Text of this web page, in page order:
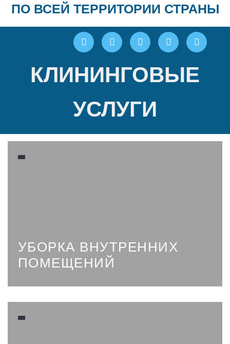
ПО ВСЕЙ ТЕРРИТОРИИ СТРАНЫ
КЛИНИНГОВЫЕ
УСЛУГИ
УБОРКА ВНУТРЕННИХ
ПОМЕЩЕНИЙ